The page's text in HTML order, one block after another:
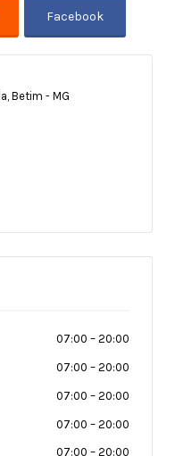
Betim - MG
07:00 – 20:00
07:00 – 20:00
07:00 – 20:00
07:00 – 20:00
07:00 – 20:00